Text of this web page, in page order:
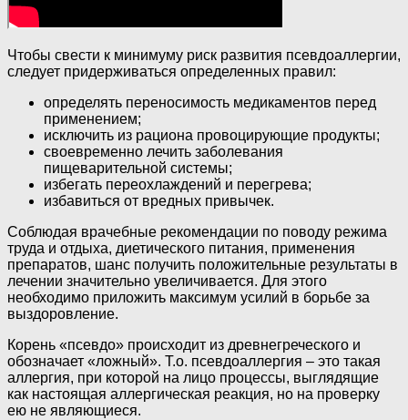
Чтобы свести к минимуму риск развития псевдоаллергии,
следует придерживаться определенных правил:
определять переносимость медикаментов перед
применением;
исключить из рациона провоцирующие продукты;
своевременно лечить заболевания
пищеварительной системы;
избегать переохлаждений и перегрева;
избавиться от вредных привычек.
Соблюдая врачебные рекомендации по поводу режима
труда и отдыха, диетического питания, применения
препаратов, шанс получить положительные результаты в
лечении значительно увеличивается. Для этого
необходимо приложить максимум усилий в борьбе за
выздоровление.
Корень «псевдо» происходит из древнегреческого и
обозначает «ложный». Т.о. псевдоаллергия – это такая
аллергия, при которой на лицо процессы, выглядящие
как настоящая аллергическая реакция, но на проверку
ею не являющиеся.